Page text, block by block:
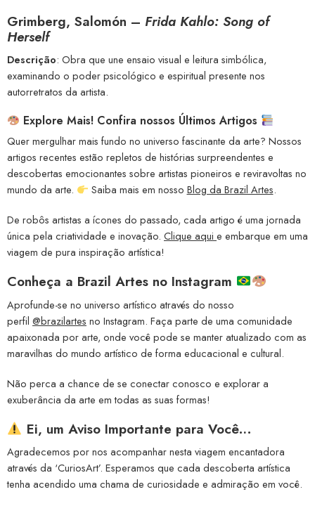
Grimberg, Salomón – Frida Kahlo: Song of
Herself
Descrição: Obra que une ensaio visual e leitura simbólica,
examinando o poder psicológico e espiritual presente nos
autorretratos da artista.
Explore Mais! Confira nossos Últimos Artigos
Quer mergulhar mais fundo no universo fascinante da arte? Nossos
artigos recentes estão repletos de histórias surpreendentes e
descobertas emocionantes sobre artistas pioneiros e reviravoltas no
mundo da arte.
Saiba mais em nosso Blog da Brazil Artes.
De robôs artistas a ícones do passado, cada artigo é uma jornada
única pela criatividade e inovação. Clique aqui e embarque em uma
viagem de pura inspiração artística!
Conheça a Brazil Artes no Instagram
Aprofunde-se no universo artístico através do nosso
perfil @brazilartes no Instagram. Faça parte de uma comunidade
apaixonada por arte, onde você pode se manter atualizado com as
maravilhas do mundo artístico de forma educacional e cultural.
Não perca a chance de se conectar conosco e explorar a
exuberância da arte em todas as suas formas!
Ei, um Aviso Importante para Você…
Agradecemos por nos acompanhar nesta viagem encantadora
através da ‘CuriosArt’. Esperamos que cada descoberta artística
tenha acendido uma chama de curiosidade e admiração em você.